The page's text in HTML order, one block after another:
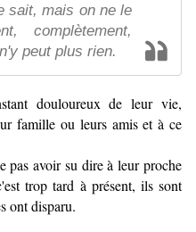
sait, mais on ne le
complètement,
peut plus rien.
douloureux de leur vie,
famille ou leurs amis et à ce
pas avoir su dire à leur proche
trop tard à présent, ils sont
ont disparu.